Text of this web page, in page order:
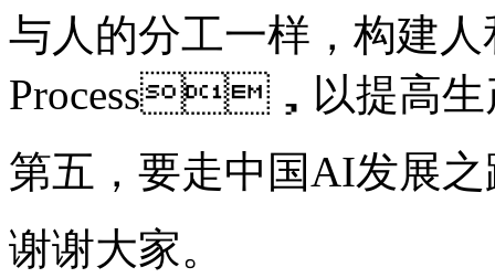
与人的分工一样，构建
Process，以提高生
第五，要走中国AI发展
谢谢大家。